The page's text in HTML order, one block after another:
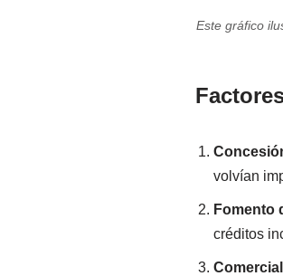
Este gráfico
volvían
Fomento
créditos